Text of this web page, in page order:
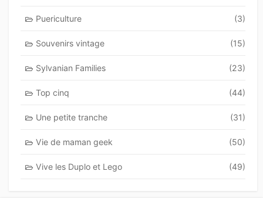
Puericulture (3)
Souvenirs vintage (15)
Sylvanian Families (23)
Top cinq (44)
Une petite tranche (31)
Vie de maman geek (50)
Vive les Duplo et Lego (49)